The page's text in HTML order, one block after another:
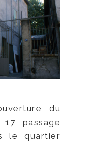
du
passage
le quartier